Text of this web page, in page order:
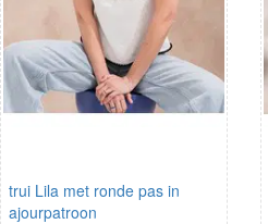
trui Lila met ronde pas in
ajourpatroon